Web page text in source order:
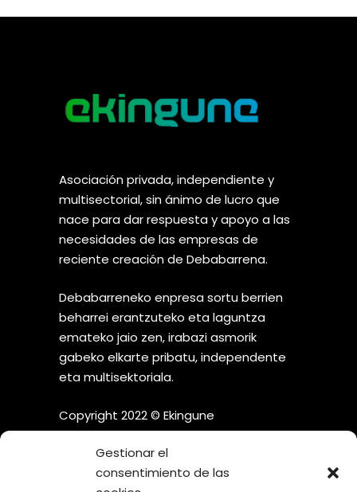
Gestionar el
consentimiento de las
Asociación privada, independiente y
multisectorial, sin ánimo de lucro que
nace para dar respuesta y apoyo a las
necesidades de las empresas de
reciente creación de Debabarrena.
Debabarreneko enpresa sortu berrien
beharrei erantzuteko eta laguntza
emateko jaio zen, irabazi asmorik
gabeko elkarte pribatu, independente
eta multisektoriala.
Copyright 2022 © Ekingune